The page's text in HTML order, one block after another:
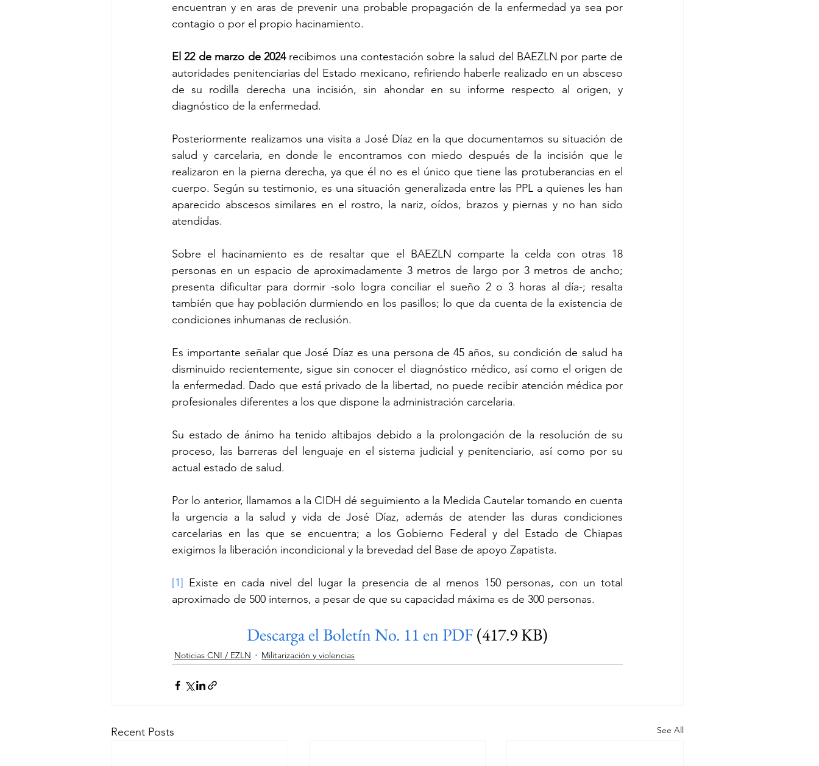
encuentran y en aras de prevenir una probable propagación de la enfermedad ya sea por
contagio o por el propio hacinamiento.
El 22 de marzo de 2024 recibimos una contestación sobre la salud del BAEZLN por parte de
autoridades penitenciarias del Estado mexicano, refiriendo haberle realizado en un absceso
de su rodilla derecha una incisión, sin ahondar en su informe respecto al origen, y
diagnóstico de la enfermedad.
Posteriormente realizamos una visita a José Díaz en la que documentamos su situación de
salud y carcelaria, en donde le encontramos con miedo después de la incisión que le
realizaron en la pierna derecha, ya que él no es el único que tiene las protuberancias en el
cuerpo. Según su testimonio, es una situación generalizada entre las PPL a quienes les han
aparecido abscesos similares en el rostro, la nariz, oídos, brazos y piernas y no han sido
atendidas.
Sobre el hacinamiento es de resaltar que el BAEZLN comparte la celda con otras 18
personas en un espacio de aproximadamente 3 metros de largo por 3 metros de ancho;
presenta dificultar para dormir -solo logra conciliar el sueño 2 o 3 horas al día-; resalta
también que hay población durmiendo en los pasillos; lo que da cuenta de la existencia de
condiciones inhumanas de reclusión.
Es importante señalar que José Díaz es una persona de 45 años, su condición de salud ha
disminuido recientemente, sigue sin conocer el diagnóstico médico, así como el origen de
la enfermedad. Dado que está privado de la libertad, no puede recibir atención médica por
profesionales diferentes a los que dispone la administración carcelaria.
Su estado de ánimo ha tenido altibajos debido a la prolongación de la resolución de su
proceso, las barreras del lenguaje en el sistema judicial y penitenciario, así como por su
actual estado de salud.
Por lo anterior, llamamos a la CIDH dé seguimiento a la Medida Cautelar tomando en cuenta
la urgencia a la salud y vida de José Díaz, además de atender las duras condiciones
carcelarias en las que se encuentra; a los Gobierno Federal y del Estado de Chiapas
exigimos la liberación incondicional y la brevedad del Base de apoyo Zapatista.
[1] Existe en cada nivel del lugar la presencia de al menos 150 personas, con un total
aproximado de 500 internos, a pesar de que su capacidad máxima es de 300 personas.
Descarga el Boletín No. 11 en PDF (417.9 KB)
Noticias CNI / EZLN Militarización y violencias
Recent Posts See All